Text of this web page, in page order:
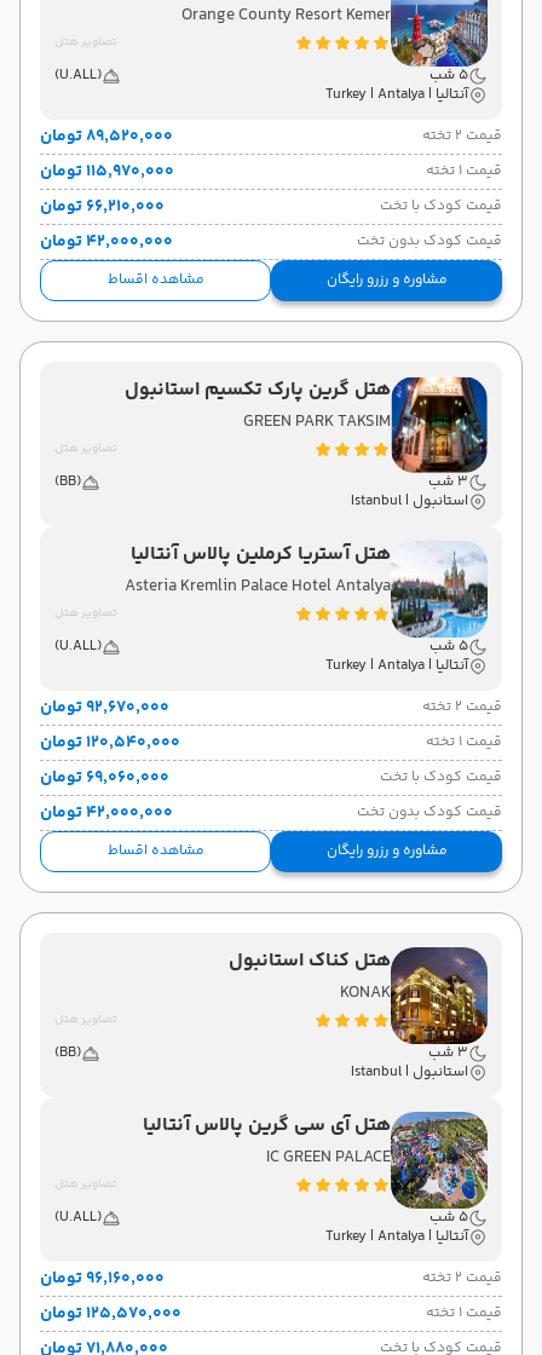
Orange County Resort Kemer
تصاویر هتل
5 شب
(U.ALL)
آنتالیا | Turkey | Antalya
قیمت 2 تخته
۸۹٬۵۲۰٬۰۰۰ تومان
قیمت 1 تخته ۱۱۵٬۹۷۰٬۰۰۰ تومان
قیمت کودک با تخت ۶۶٬۲۱۰٬۰۰۰ تومان
قیمت کودک بدون تخت ۴۲٬۰۰۰٬۰۰۰ تومان
مشاوره و رزرو رایگان مشاهده اقساط
هتل گرین پارک تکسیم استانبول
GREEN PARK TAKSIM
تصاویر هتل
3 شب
(BB)
استانبول | Istanbul
هتل آستریا کرملین پالاس آنتالیا
Asteria Kremlin Palace Hotel Antalya
تصاویر هتل
5 شب
(U.ALL)
آنتالیا | Turkey | Antalya
قیمت 2 تخته
۹۲٬۶۷۰٬۰۰۰ تومان
قیمت 1 تخته ۱۲۰٬۵۴۰٬۰۰۰ تومان
قیمت کودک با تخت ۶۹٬۰۶۰٬۰۰۰ تومان
قیمت کودک بدون تخت ۴۲٬۰۰۰٬۰۰۰ تومان
مشاوره و رزرو رایگان مشاهده اقساط
هتل کناک استانبول
KONAK
تصاویر هتل
3 شب
(BB)
استانبول | Istanbul
هتل آی سی گرین پالاس آنتالیا
IC GREEN PALACE
تصاویر هتل
5 شب
(U.ALL)
آنتالیا | Turkey | Antalya
قیمت 2 تخته
۹۶٬۱۶۰٬۰۰۰ تومان
قیمت 1 تخته ۱۲۵٬۵۷۰٬۰۰۰ تومان
قیمت کودک با تخت ۷۱٬۸۸۰٬۰۰۰ تومان